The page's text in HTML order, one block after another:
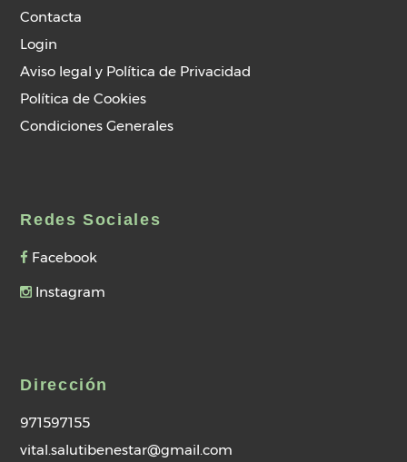
Contacta
Login
Aviso legal y Política de Privacidad
Política de Cookies
Condiciones Generales
Redes Sociales
Facebook
Instagram
Dirección
971597155
vital.salutibenestar@gmail.com